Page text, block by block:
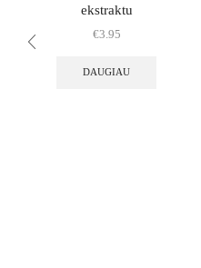
ekstraktu
€3.95
DAUGIAU